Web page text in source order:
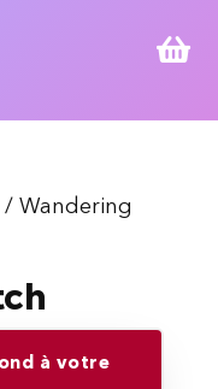

/ Wandering
à votre